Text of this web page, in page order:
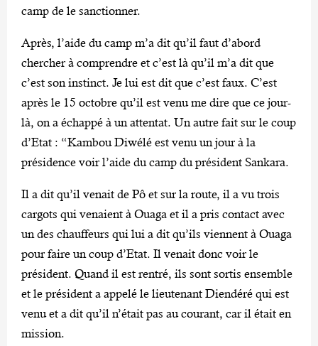
camp de le sanctionner.
Après, l’aide du camp m’a dit qu’il faut d’abord
chercher à comprendre et c’est là qu’il m’a dit que
c’est son instinct. Je lui est dit que c’est faux. C’est
après le 15 octobre qu’il est venu me dire que ce jour-
là, on a échappé à un attentat. Un autre fait sur le coup
d’Etat : “Kambou Diwélé est venu un jour à la
présidence voir l’aide du camp du président Sankara.
Il a dit qu’il venait de Pô et sur la route, il a vu trois
cargots qui venaient à Ouaga et il a pris contact avec
un des chauffeurs qui lui a dit qu’ils viennent à Ouaga
pour faire un coup d’Etat. Il venait donc voir le
président. Quand il est rentré, ils sont sortis ensemble
et le président a appelé le lieutenant Diendéré qui est
venu et a dit qu’il n’était pas au courant, car il était en
mission.